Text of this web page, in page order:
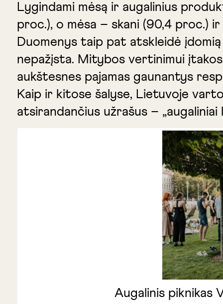
Lygindami mėsą ir augalinius
proc.), o mėsa – skani (90,4 proc.)
Duomenys taip pat atskleidė
nepažįsta. Mitybos vertinimui
aukštesnes pajamas gaunantys
Kaip ir kitose šalyse, Lietuvoje
atsirandančius užrašus – „augaliniai
Augalinis piknikas